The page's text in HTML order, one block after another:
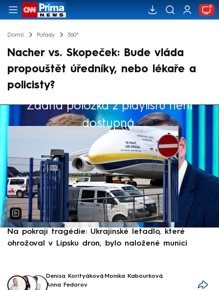
Domů Pořady 360°
Nacher vs. Skopeček: Bude vláda
propouštět úředníky, nebo lékaře a
policisty?
Žádná položka z playlistu není
dostupná.
Výběr redakce
Na pokraji tragédie: Ukrajinské letadlo, které
ohrožoval v Lipsku dron, bylo naložené municí
Denisa Korityáková, Monika Kabourková,
Anna Fedorov